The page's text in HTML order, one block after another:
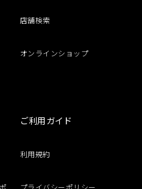
店舗検索
オンラインショップ
ご利用ガイド
利用規約
プライバシーポリシー